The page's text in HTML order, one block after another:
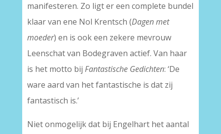
manifesteren. Zo ligt er een complete bundel
klaar van ene Nol Krentsch (Dagen met
moeder) en is ook een zekere mevrouw
Leenschat van Bodegraven actief. Van haar
is het motto bij Fantastische Gedichten: ‘De
ware aard van het fantastische is dat zij
fantastisch is.’
Niet onmogelijk dat bij Engelhart het aantal